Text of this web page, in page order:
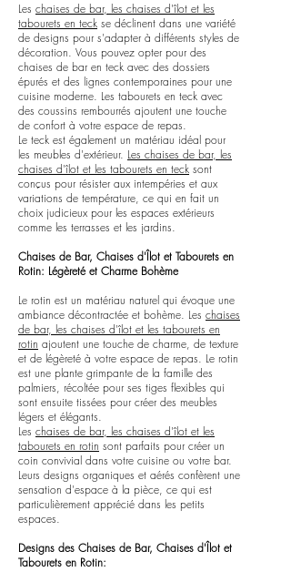
Les chaises de bar, les chaises d'îlot et les
tabourets en teck se déclinent dans une variété
de designs pour s'adapter à différents styles de
décoration. Vous pouvez opter pour des
chaises de bar en teck avec des dossiers
épurés et des lignes contemporaines pour une
cuisine moderne. Les tabourets en teck avec
des coussins rembourrés ajoutent une touche
de confort à votre espace de repas.
Le teck est également un matériau idéal pour
les meubles d'extérieur. Les chaises de bar, les
chaises d'îlot et les tabourets en teck sont
conçus pour résister aux intempéries et aux
variations de température, ce qui en fait un
choix judicieux pour les espaces extérieurs
comme les terrasses et les jardins.
Chaises de Bar, Chaises d'Îlot et Tabourets en
Rotin: Légèreté et Charme Bohème
Le rotin est un matériau naturel qui évoque une
ambiance décontractée et bohème. Les chaises
de bar, les chaises d'îlot et les tabourets en
rotin ajoutent une touche de charme, de texture
et de légèreté à votre espace de repas. Le rotin
est une plante grimpante de la famille des
palmiers, récoltée pour ses tiges flexibles qui
sont ensuite tissées pour créer des meubles
légers et élégants.
Les chaises de bar, les chaises d'îlot et les
tabourets en rotin sont parfaits pour créer un
coin convivial dans votre cuisine ou votre bar.
Leurs designs organiques et aérés confèrent une
sensation d'espace à la pièce, ce qui est
particulièrement apprécié dans les petits
espaces.
Designs des Chaises de Bar, Chaises d'Îlot et
Tabourets en Rotin: